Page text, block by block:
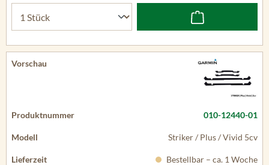
010-12440-01
Striker / Plus / Vivid 5cv
Bestellbar – ca. 1 Woche